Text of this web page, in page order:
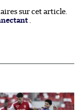
sur cet article.